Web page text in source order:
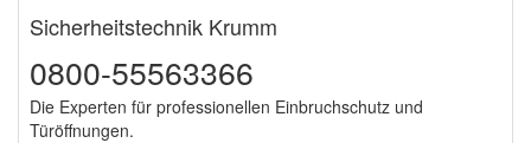
Sicherheitstechnik Krumm
0800-55563366
Die Experten für professionellen Einbruchschutz und
Türöffnungen.